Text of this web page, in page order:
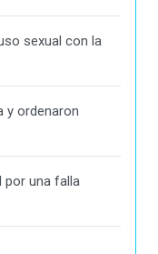
sexual con la
y ordenaron
por una falla